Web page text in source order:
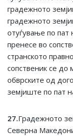
градежното
градежното
отуѓување по
пренесе во
странското
сопственик се
обврските од
земјиште по пат
27.Градежното
Северна